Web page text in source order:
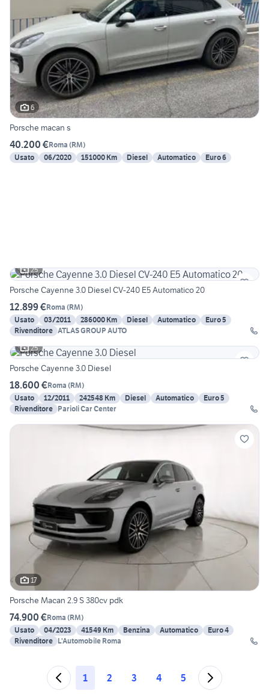
6
Porsche macan s
40.200 €Roma (RM)
Usato
06/2020 151000 Km Diesel Automatico Euro 6
25
Porsche Cayenne 3.0 Diesel CV-240 E5 Automatico 20
12.899 €Roma (RM)
Usato
03/2011 286000 Km Diesel Automatico
Euro 5
Rivenditore ATLAS GROUP AUTO
25
Porsche Cayenne 3.0 Diesel
18.600 €Roma (RM)
Usato
12/2011 242548 Km Diesel Automatico
Euro 5
Rivenditore Parioli Car Center
17
Porsche Macan 2.9 S 380cv pdk
74.900 €Roma (RM)
Usato
04/2023 41549 Km Benzina Automatico
Euro 4
Rivenditore L'Automobile Roma
1 2 3 4 5